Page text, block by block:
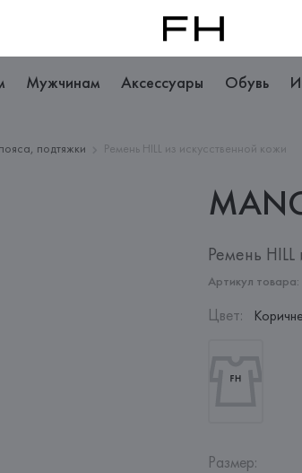
Мужчинам Аксессуары Обувь
подтяжки Ремень HILL из искусственной кожи
Ремень
Артикул товара:
Цвет:
Размер: